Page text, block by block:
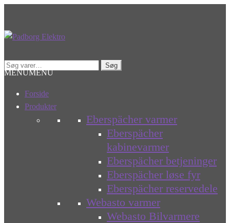
Spring
Spring
Søg
efter:
Søg
MENUMENU
Forside
Produkter
Eberspächer varmer
Eberspächer
kabinevarmer
Eberspächer betjeninger
Eberspächer løse fyr
Eberspächer reservedele
Webasto varmer
Webasto Bilvarmere